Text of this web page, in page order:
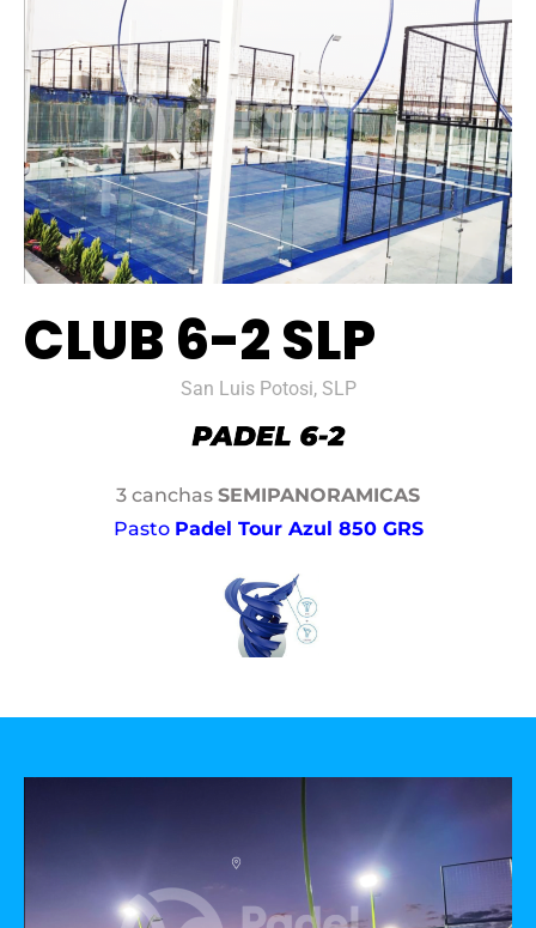
CLUB 6-2 SLP
San Luis Potosi, SLP
3 canchas SEMIPANORAMICAS
Pasto Padel Tour Azul 850 GRS